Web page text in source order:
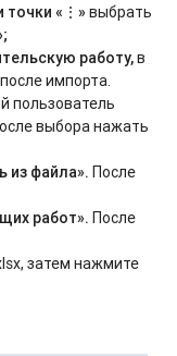
точки «⋮» выбрать
работу,в
импорта.
пользователь
выбора нажать
из файла». После
работ». После
затем нажмите